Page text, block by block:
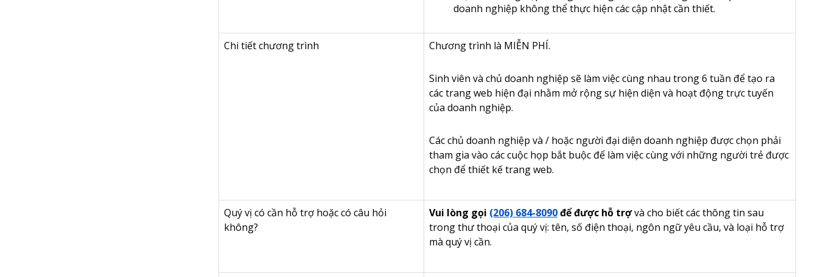
doanh nghiệp không thể thực hiện các cập nhật cần thiết.
Chi tiết chương trình Chương trình là MIỄN PHÍ.
Sinh viên và chủ doanh nghiệp sẽ làm việc cùng nhau trong 6 tuần để tạo ra
các trang web hiện đại nhằm mở rộng sự hiện diện và hoạt động trực tuyến
của doanh nghiệp.
Các chủ doanh nghiệp và / hoặc người đại diện doanh nghiệp được chọn phải
tham gia vào các cuộc họp bắt buộc để làm việc cùng với những người trẻ được
chọn để thiết kế trang web.
Quý vị có cần hỗ trợ hoặc có câu hỏi
không?
Vui lòng gọi (206) 684-8090để được hỗ trợvà cho biết các thông tin sau
trong thư thoại của quý vị: tên, số điện thoại, ngôn ngữ yêu cầu, và loại hỗ trợ
mà quý vị cần.